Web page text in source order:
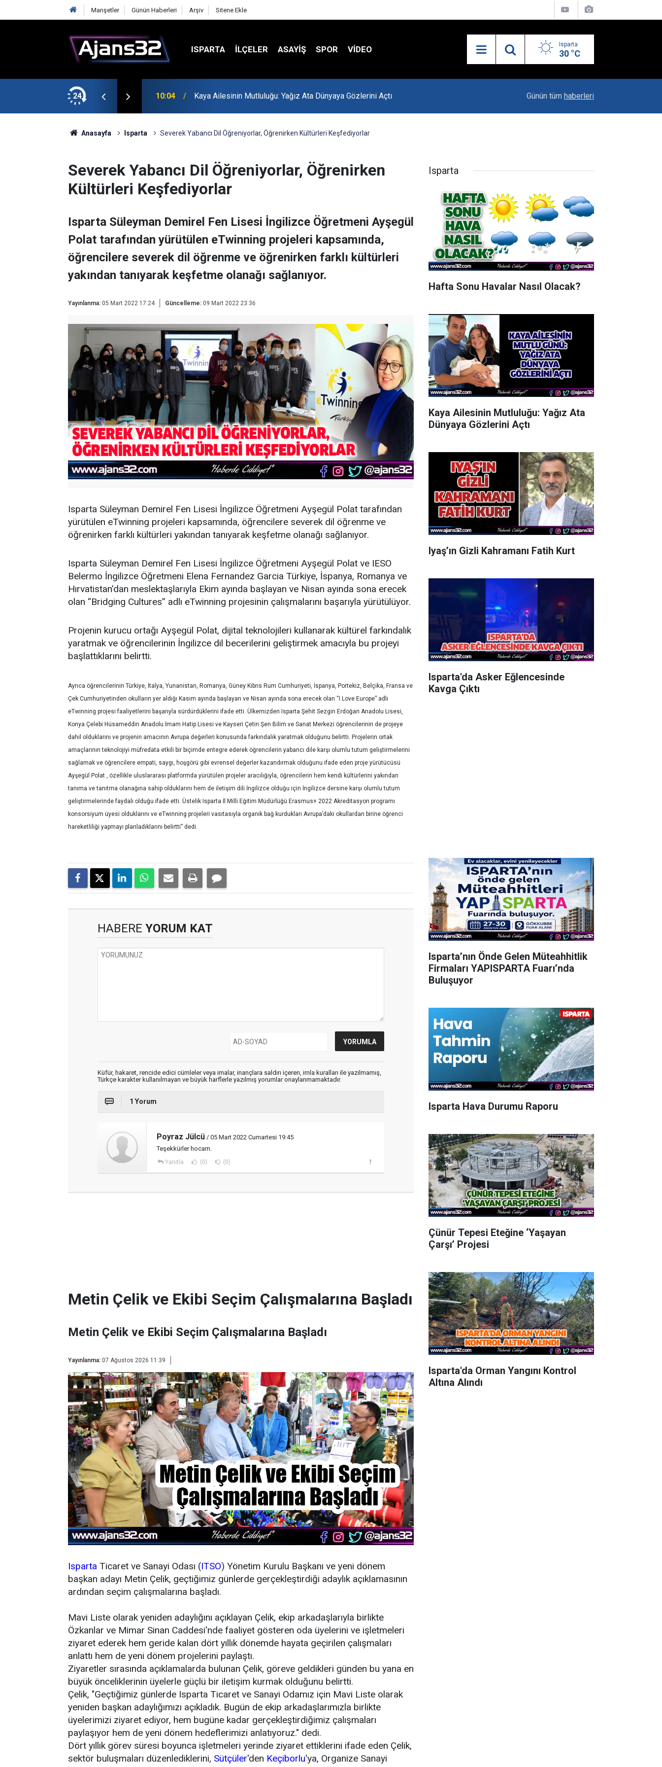
Manşetler Günün Haberleri Arşiv Sitene Ekle
ISPARTA İLÇELER ASAYİŞ SPOR VIDEO Isparta
30 °C
24 10:04 Kaya Ailesinin Mutluluğu: Yağız Ata Dünyaya Gözlerini Açtı Iyaş’ın Gizli Kahramanı Fatih Kurt
Günün tüm haberleri
Anasayfa Isparta Severek Yabancı Dil Öğreniyorlar, Öğrenirken Kültürleri Keşfediyorlar
Severek Yabancı Dil Öğreniyorlar, Öğrenirken
Kültürleri Keşfediyorlar
Isparta Süleyman Demirel Fen Lisesi İngilizce Öğretmeni Ayşegül
Polat tarafından yürütülen eTwinning projeleri kapsamında,
öğrencilere severek dil öğrenme ve öğrenirken farklı kültürleri
yakından tanıyarak keşfetme olanağı sağlanıyor.
Yayınlanma: 05 Mart 2022 17:24 Güncelleme: 09 Mart 2022 23:36
Isparta Süleyman Demirel Fen Lisesi İngilizce Öğretmeni Ayşegül Polat tarafından
yürütülen eTwinning projeleri kapsamında, öğrencilere severek dil öğrenme ve
öğrenirken farklı kültürleri yakından tanıyarak keşfetme olanağı sağlanıyor.
Isparta Süleyman Demirel Fen Lisesi İngilizce Öğretmeni Ayşegül Polat ve IESO
Belermo İngilizce Öğretmeni Elena Fernandez Garcia Türkiye, İspanya, Romanya ve
Hırvatistan’dan meslektaşlarıyla Ekim ayında başlayan ve Nisan ayında sona erecek
olan “Bridging Cultures” adlı eTwinning projesinin çalışmalarını başarıyla yürütülüyor.
Projenin kurucu ortağı Ayşegül Polat, dijital teknolojileri kullanarak kültürel farkındalık
yaratmak ve öğrencilerinin İngilizce dil becerilerini geliştirmek amacıyla bu projeyi
başlattıklarını belirtti.
Ayrıca öğrencilerinin Türkiye, İtalya, Yunanistan, Romanya, Güney Kıbrıs Rum Cumhuriyeti, İspanya, Portekiz, Belçika, Fransa ve
Çek Cumhuriyetinden okulların yer aldığı Kasım ayında başlayan ve Nisan ayında sona erecek olan “I Love Europe” adlı
eTwinning projesi faaliyetlerini başarıyla sürdürdüklerini ifade etti. Ülkemizden Isparta Şehit Sezgin Erdoğan Anadolu Lisesi,
Konya Çelebi Hüsameddin Anadolu İmam Hatip Lisesi ve Kayseri Çetin Şen Bilim ve Sanat Merkezi öğrencilerinin de projeye
dahil olduklarını ve projenin amacının Avrupa değerleri konusunda farkındalık yaratmak olduğunu belirtti. Projelerin ortak
amaçlarının teknolojiyi müfredata etkili bir biçimde entegre ederek öğrencilerin yabancı dile karşı olumlu tutum geliştirmelerini
sağlamak ve öğrencilere empati, saygı, hoşgörü gibi evrensel değerler kazandırmak olduğunu ifade eden proje yürütücüsü
Ayşegül Polat , özellikle uluslararası platformda yürütülen projeler aracılığıyla, öğrencilerin hem kendi kültürlerini yakından
tanıma ve tanıtma olanağına sahip olduklarını hem de iletişim dili İngilizce olduğu için İngilizce dersine karşı olumlu tutum
geliştirmelerinde faydalı olduğu ifade etti. Üstelik Isparta İl Milli Eğitim Müdürlüğü Erasmus+ 2022 Akreditasyon programı
konsorsiyum üyesi olduklarını ve eTwinning projeleri vasıtasıyla organik bağ kurdukları Avrupa’daki okullardan birine öğrenci
hareketliliği yapmayı planladıklarını belirtti” dedi.
HABERE YORUM KAT
Küfür, hakaret, rencide edici cümleler veya imalar, inançlara saldırı içeren, imla kuralları ile yazılmamış,
Türkçe karakter kullanılmayan ve büyük harflerle yazılmış yorumlar onaylanmamaktadır.
1 Yorum
Poyraz Jülcü / 05 Mart 2022 Cumartesi 19:45
Teşekkürler hocam.
Yanıtla (0) (0)
Metin Çelik ve Ekibi Seçim Çalışmalarına Başladı
Metin Çelik ve Ekibi Seçim Çalışmalarına Başladı
Yayınlanma: 07 Ağustos 2026 11:39
Isparta Ticaret ve Sanayi Odası (ITSO) Yönetim Kurulu Başkanı ve yeni dönem
başkan adayı Metin Çelik, geçtiğimiz günlerde gerçekleştirdiği adaylık açıklamasının
ardından seçim çalışmalarına başladı.
Mavi Liste olarak yeniden adaylığını açıklayan Çelik, ekip arkadaşlarıyla birlikte
Özkanlar ve Mimar Sinan Caddesi'nde faaliyet gösteren oda üyelerini ve işletmeleri
ziyaret ederek hem geride kalan dört yıllık dönemde hayata geçirilen çalışmaları
anlattı hem de yeni dönem projelerini paylaştı.
Ziyaretler sırasında açıklamalarda bulunan Çelik, göreve geldikleri günden bu yana en
büyük önceliklerinin üyelerle güçlü bir iletişim kurmak olduğunu belirtti.
Çelik, "Geçtiğimiz günlerde Isparta Ticaret ve Sanayi Odamız için Mavi Liste olarak
yeniden başkan adaylığımızı açıkladık. Bugün de ekip arkadaşlarımızla birlikte
üyelerimizi ziyaret ediyor, hem bugüne kadar gerçekleştirdiğimiz çalışmaları
paylaşıyor hem de yeni dönem hedeflerimizi anlatıyoruz." dedi.
Dört yıllık görev süresi boyunca işletmeleri yerinde ziyaret ettiklerini ifade eden Çelik,
sektör buluşmaları düzenlediklerini, Sütçüler'den Keçiborlu'ya, Organize Sanayi
Isparta
Hafta Sonu Havalar Nasıl Olacak?
Kaya Ailesinin Mutluluğu: Yağız Ata
Dünyaya Gözlerini Açtı
Iyaş’ın Gizli Kahramanı Fatih Kurt
Isparta'da Asker Eğlencesinde
Kavga Çıktı
Isparta’nın Önde Gelen Müteahhitlik
Firmaları YAPISPARTA Fuarı’nda
Buluşuyor
Isparta Hava Durumu Raporu
Çünür Tepesi Eteğine ‘Yaşayan
Çarşı’ Projesi
Isparta'da Orman Yangını Kontrol
Altına Alındı